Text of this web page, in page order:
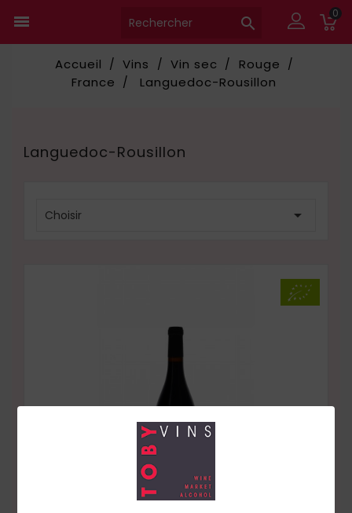
 
0
Accueil Vins Vin sec
Rouge
France
Languedoc-Rousillon
Languedoc-Rousillon
Choisir 